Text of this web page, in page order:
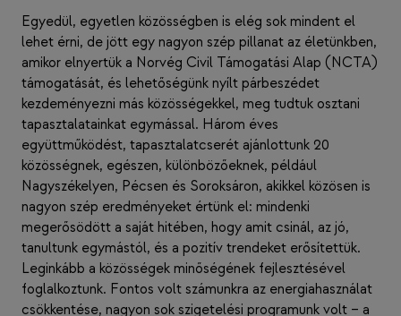
Egyedül, egyetlen közösségben is elég sok mindent el
lehet érni, de jött egy nagyon szép pillanat az életünkben,
amikor elnyertük a Norvég Civil Támogatási Alap (NCTA)
támogatását, és lehetőségünk nyílt párbeszédet
kezdeményezni más közösségekkel, meg tudtuk osztani
tapasztalatainkat egymással. Három éves
együttműködést, tapasztalatcserét ajánlottunk 20
közösségnek, egészen, különbözőeknek, például
Nagyszékelyen, Pécsen és Soroksáron, akikkel közösen is
nagyon szép eredményeket értünk el: mindenki
megerősödött a saját hitében, hogy amit csinál, az jó,
tanultunk egymástól, és a pozitív trendeket erősítettük.
Leginkább a közösségek minőségének fejlesztésével
foglalkoztunk. Fontos volt számunkra az energiahasználat
csökkentése, nagyon sok szigetelési programunk volt – a